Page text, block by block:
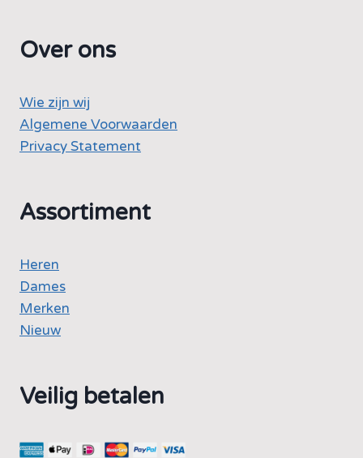
Over ons
Wie zijn wij
Algemene Voorwaarden
Privacy Statement
Assortiment
Heren
Dames
Merken
Nieuw
Veilig betalen